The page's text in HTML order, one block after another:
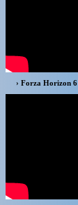
› Forza Horizon 6